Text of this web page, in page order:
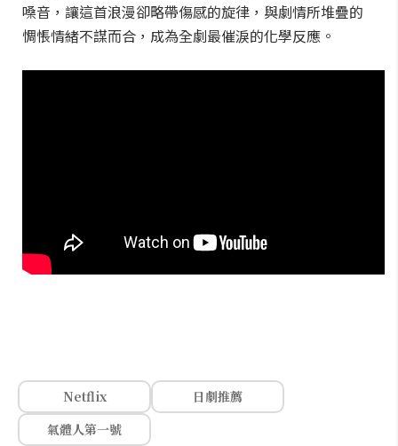
嗓音，讓這首浪漫卻略帶傷感的旋律，與劇情所堆疊的
惆悵情緒不謀而合，成為全劇最催淚的化學反應。
Netflix
日劇推薦
氣體人第一號